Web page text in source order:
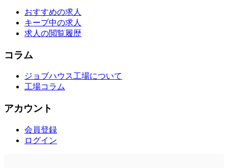
おすすめの求人
キープ中の求人
求人の閲覧履歴
コラム
ジョブハウス工場について
工場コラム
アカウント
会員登録
ログイン